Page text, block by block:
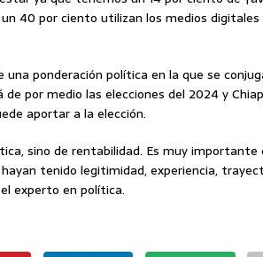
40 por ciento utilizan los medios digitales
ponderación política en la que se
por medio las elecciones del 2024 y
aportar a la elección.
sino de rentabilidad. Es muy importante
tenido legitimidad, experiencia,
experto en política.